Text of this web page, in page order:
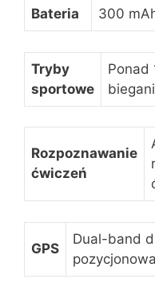
Bateria 300
Tryby
sportowe
Ponad
Rozpoznawanie
ćwiczeń
GPS
Dual-band